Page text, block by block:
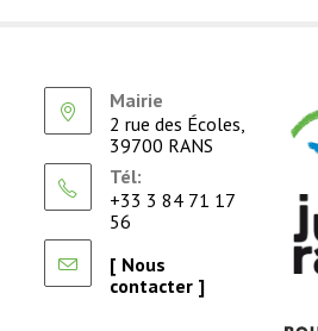
Mairie
2 rue des Écoles,
39700 RANS
Tél:
+33 3 84 71 17
56
[ Nous
contacter ]